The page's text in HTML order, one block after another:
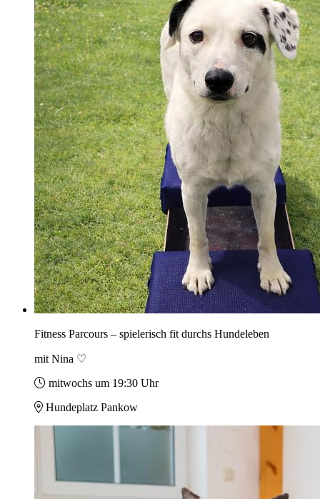
Fitness Parcours – spielerisch fit durchs Hundeleben
mit Nina ♡
mitwochs um 19:30 Uhr
Hundeplatz Pankow